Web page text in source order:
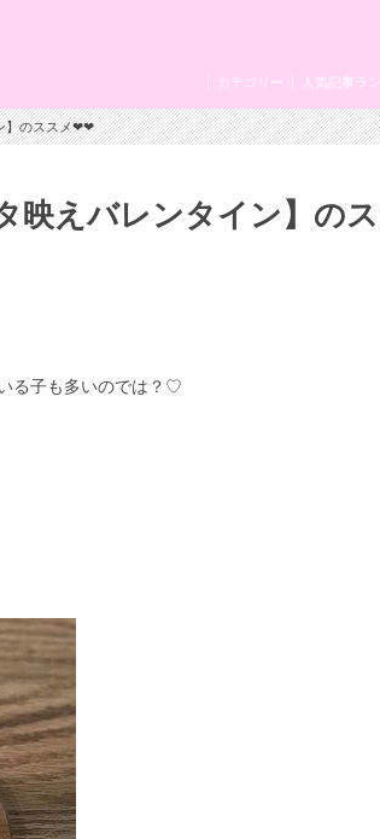
人気記事ラ
カテゴリー
】のススメ❤❤
映えバレンタイン】の
る子も多いのでは？♡